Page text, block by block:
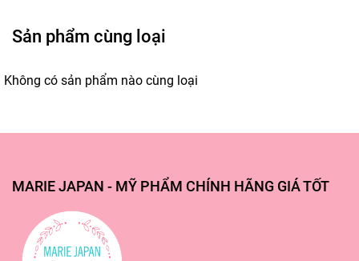
🌸 Các sản phẩm được nhập khẩu chính hãng, đạt tiêu
chuẩn về chất lượng và an toàn.
Sản phẩm cùng loại
Không có sản phẩm nào cùng loại
MARIE JAPAN - MỸ PHẨM CHÍNH HÃNG GIÁ TỐT